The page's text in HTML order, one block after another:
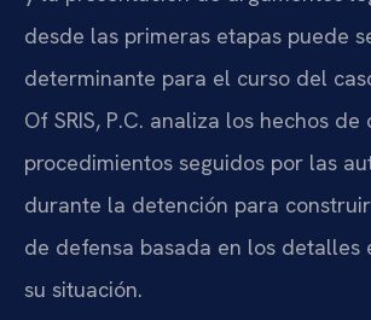
desde las primeras etapas puede
determinante para el curso del
Of SRIS, P.C. analiza los hechos
procedimientos seguidos por las
durante la detención para
de defensa basada en los detalles
su situación.